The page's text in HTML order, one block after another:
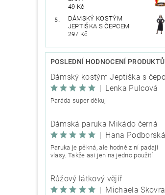
49 Kč
DÁMSKÝ KOSTÝM
JEPTIŠKA S ČEPCEM
297 Kč
POSLEDNÍ HODNOCENÍ PRODUKTŮ
| Lenka Pulcová
Paráda super děkuji
Dámská paruka Mikádo černá
|
Paruka je pěkná, ale hodně z ní padají
vlasy. Takže asi jen na jedno použití.
Růžový látkový vějíř
|